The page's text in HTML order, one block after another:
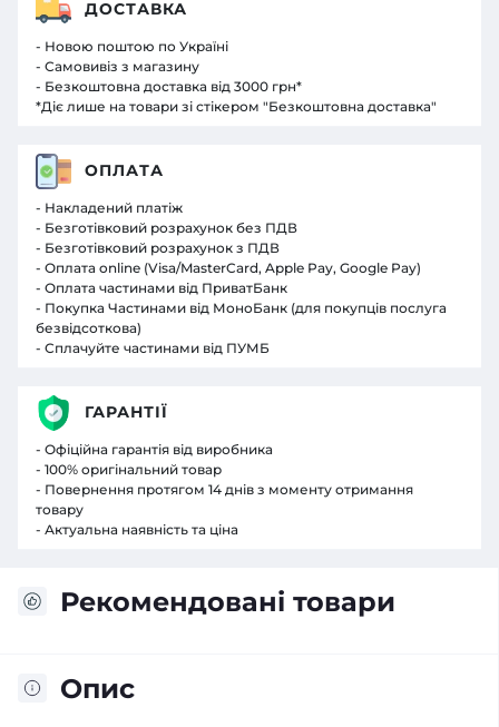
Рекомендовані товари
Опис
ДОСТАВКА
- Новою поштою по Україні
- Самовивіз з магазину
- Безкоштовна доставка від 3000 грн*
*Діє лише на товари зі стікером "Безкоштовна доставка"
ОПЛАТА
- Накладений платіж
- Безготівковий розрахунок без ПДВ
- Безготівковий розрахунок з ПДВ
- Оплата online (Visa/MasterCard, Apple Pay, Google Pay)
- Оплата частинами від ПриватБанк
- Покупка Частинами від МоноБанк (для покупців послуга
безвідсоткова)
- Сплачуйте частинами від ПУМБ
ГАРАНТІЇ
- Офіційна гарантія від виробника
- 100% оригінальний товар
- Повернення протягом 14 днів з моменту отримання
товару
- Актуальна наявність та ціна